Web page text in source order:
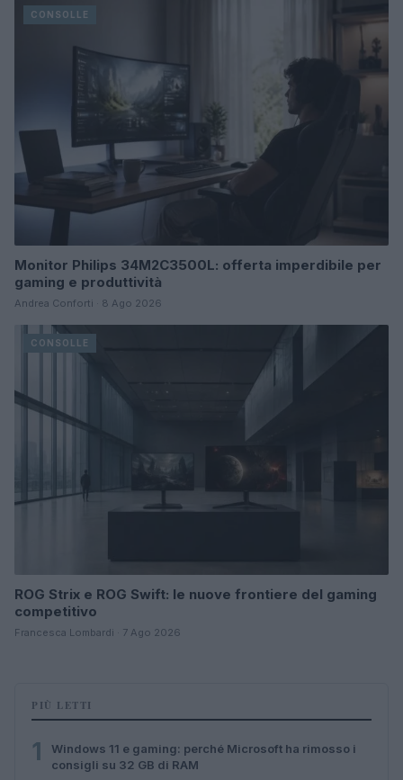
CONSOLLE
Monitor Philips 34M2C3500L: offerta imperdibile per
gaming e produttività
Andrea Conforti · 8 Ago 2026
CONSOLLE
ROG Strix e ROG Swift: le nuove frontiere del gaming
competitivo
Francesca Lombardi · 7 Ago 2026
PIÙ LETTI
1
Windows 11 e gaming: perché Microsoft ha rimosso i
consigli su 32 GB di RAM